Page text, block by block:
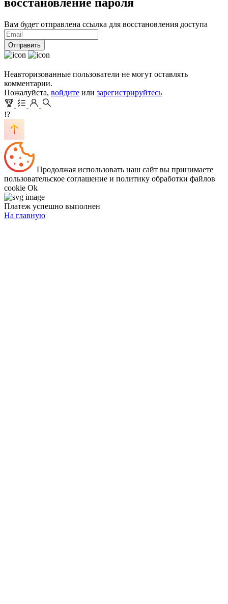
восстановление пароля
Вам будет отправлена ссылка для восстановления доступа
Отправить
Неавторизованные пользователи не могут оставлять
комментарии.
Пожалуйста, войдите или зарегистрируйтесь
!?
Продолжая использовать наш сайт вы принимаете
пользовательское соглашение и политику обработки файлов
cookie Ok
Платеж успешно выполнен
На главную